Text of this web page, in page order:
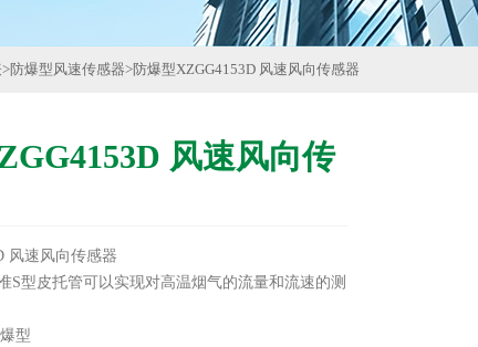
>防爆型风速传感器>防爆型XZGG4153D 风速风向传感器
风速风向传
风速风向传感器
S型皮托管可以实现对高温烟气的流量和流速的测
型